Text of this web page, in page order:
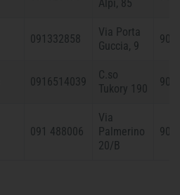
Alpi, 85
091332858
Via Porta
Guccia, 9
0916514039
C.so
Tukory 190
091 488006
Via
Palmerino
20/B